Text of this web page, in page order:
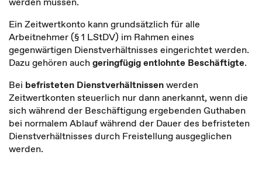
Ein Zeitwertkonto kann grundsätzlich für alle
Arbeitnehmer (§ 1 LStDV) im Rahmen eines
gegenwärtigen Dienstverhältnisses eingerichtet werden.
Dazu gehören auchgeringfügig entlohnte Beschäftigte.
Bei befristeten Dienstverhältnissenwerden
Zeitwertkonten steuerlich nur dann anerkannt, wenn die
sich während der Beschäftigung ergebenden Guthaben
bei normalem Ablauf während der Dauer des befristeten
Dienstverhältnisses durch Freistellung ausgeglichen
werden.